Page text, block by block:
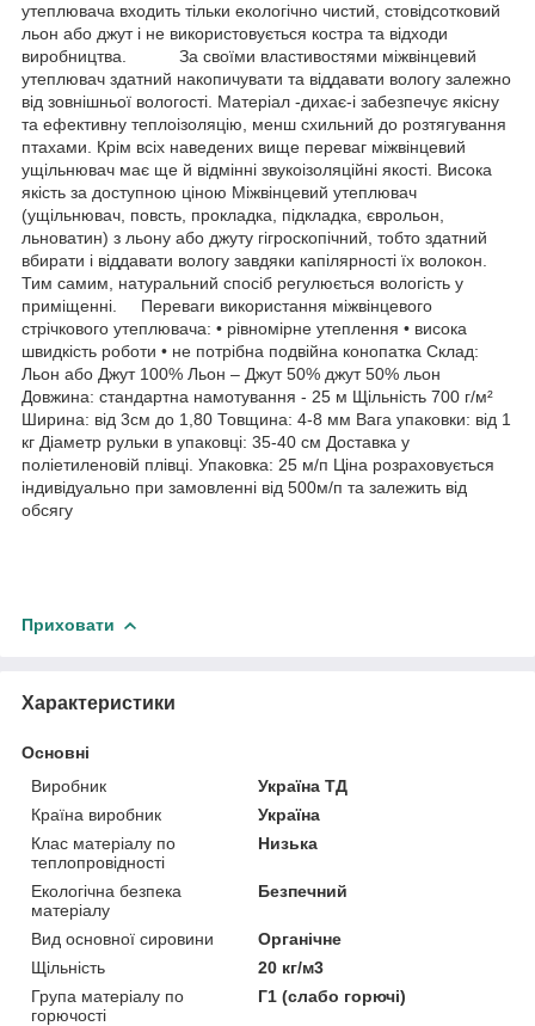
утеплювача входить тільки екологічно чистий, стовідсотковий
льон або джут і не використовується костра та відходи
виробництва. За своїми властивостями міжвінцевий
утеплювач здатний накопичувати та віддавати вологу залежно
від зовнішньої вологості. Матеріал -дихає-і забезпечує якісну
та ефективну теплоізоляцію, менш схильний до розтягування
птахами. Крім всіх наведених вище переваг міжвінцевий
ущільнювач має ще й відмінні звукоізоляційні якості. Висока
якість за доступною ціною Міжвінцевий утеплювач
(ущільнювач, повсть, прокладка, підкладка, єврольон,
льноватин) з льону або джуту гігроскопічний, тобто здатний
вбирати і віддавати вологу завдяки капілярності їх волокон.
Тим самим, натуральний спосіб регулюється вологість у
приміщенні. Переваги використання міжвінцевого
стрічкового утеплювача: • рівномірне утеплення • висока
швидкість роботи • не потрібна подвійна конопатка Склад:
Льон або Джут 100% Льон – Джут 50% джут 50% льон
Довжина: стандартна намотування - 25 м Щільність 700 г/м²
Ширина: від 3см до 1,80 Товщина: 4-8 мм Вага упаковки: від 1
кг Діаметр рульки в упаковці: 35-40 см Доставка у
поліетиленовій плівці. Упаковка: 25 м/п Ціна розраховується
індивідуально при замовленні від 500м/п та залежить від
обсягу
Приховати
Характеристики
Основні
Виробник
Україна ТД
Країна виробник
Україна
Клас матеріалу по
теплопровідності
Низька
Екологічна безпека
матеріалу
Безпечний
Вид основної сировини
Органічне
Щільність
20 кг/м3
Група матеріалу по
горючості
Г1 (слабо горючі)